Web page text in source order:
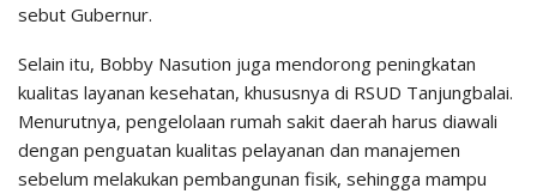
sebut Gubernur.
Selain itu, Bobby Nasution juga mendorong peningkatan
kualitas layanan kesehatan, khususnya di RSUD Tanjungbalai.
Menurutnya, pengelolaan rumah sakit daerah harus diawali
dengan penguatan kualitas pelayanan dan manajemen
sebelum melakukan pembangunan fisik, sehingga mampu